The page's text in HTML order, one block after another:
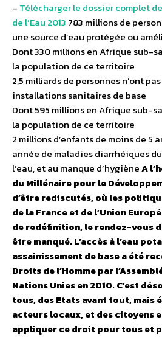
– Télécharger le dossier complet
de l’Eau 2013 783 millions de
une source d’eau protégée ou
Dont 330 millions en Afrique sub-
la population de ce territoire
2,5 milliards de personnes n’ont
installations sanitaires de base
Dont 595 millions en Afrique sub-
la population de ce territoire
2 millions d’enfants de moins de 5
année de maladies diarrhéiques
l’eau, et au manque d’hygièneA
du Millénaire pour le
d’être rediscutés, où les
de la France et de l’Union
de redéfinition, le rendez-vous
être manqué. L’accès à l’eau
assainissement de base a été
Droits de l’Homme par
Nations Unies en 2010. C’est
tous, des Etats avant tout, mais
acteurs locaux, et des citoyens
appliquer ce droit pour tous et